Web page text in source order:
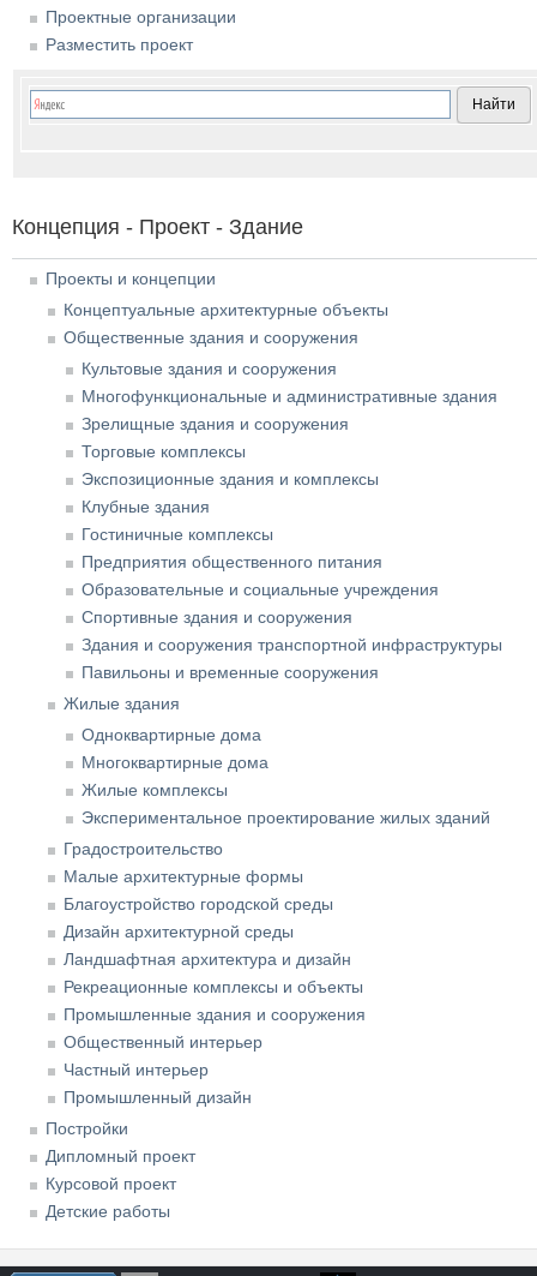
Проектные организации
Разместить проект
Концепция - Проект - Здание
Проекты и концепции
Концептуальные архитектурные объекты
Общественные здания и сооружения
Культовые здания и сооружения
Многофункциональные и административные здания
Зрелищные здания и сооружения
Торговые комплексы
Экспозиционные здания и комплексы
Клубные здания
Гостиничные комплексы
Предприятия общественного питания
Образовательные и социальные учреждения
Спортивные здания и сооружения
Здания и сооружения транспортной инфраструктуры
Павильоны и временные сооружения
Жилые здания
Одноквартирные дома
Многоквартирные дома
Жилые комплексы
Экспериментальное проектирование жилых зданий
Градостроительство
Малые архитектурные формы
Благоустройство городской среды
Дизайн архитектурной среды
Ландшафтная архитектура и дизайн
Рекреационные комплексы и объекты
Промышленные здания и сооружения
Общественный интерьер
Частный интерьер
Промышленный дизайн
Постройки
Дипломный проект
Курсовой проект
Детские работы